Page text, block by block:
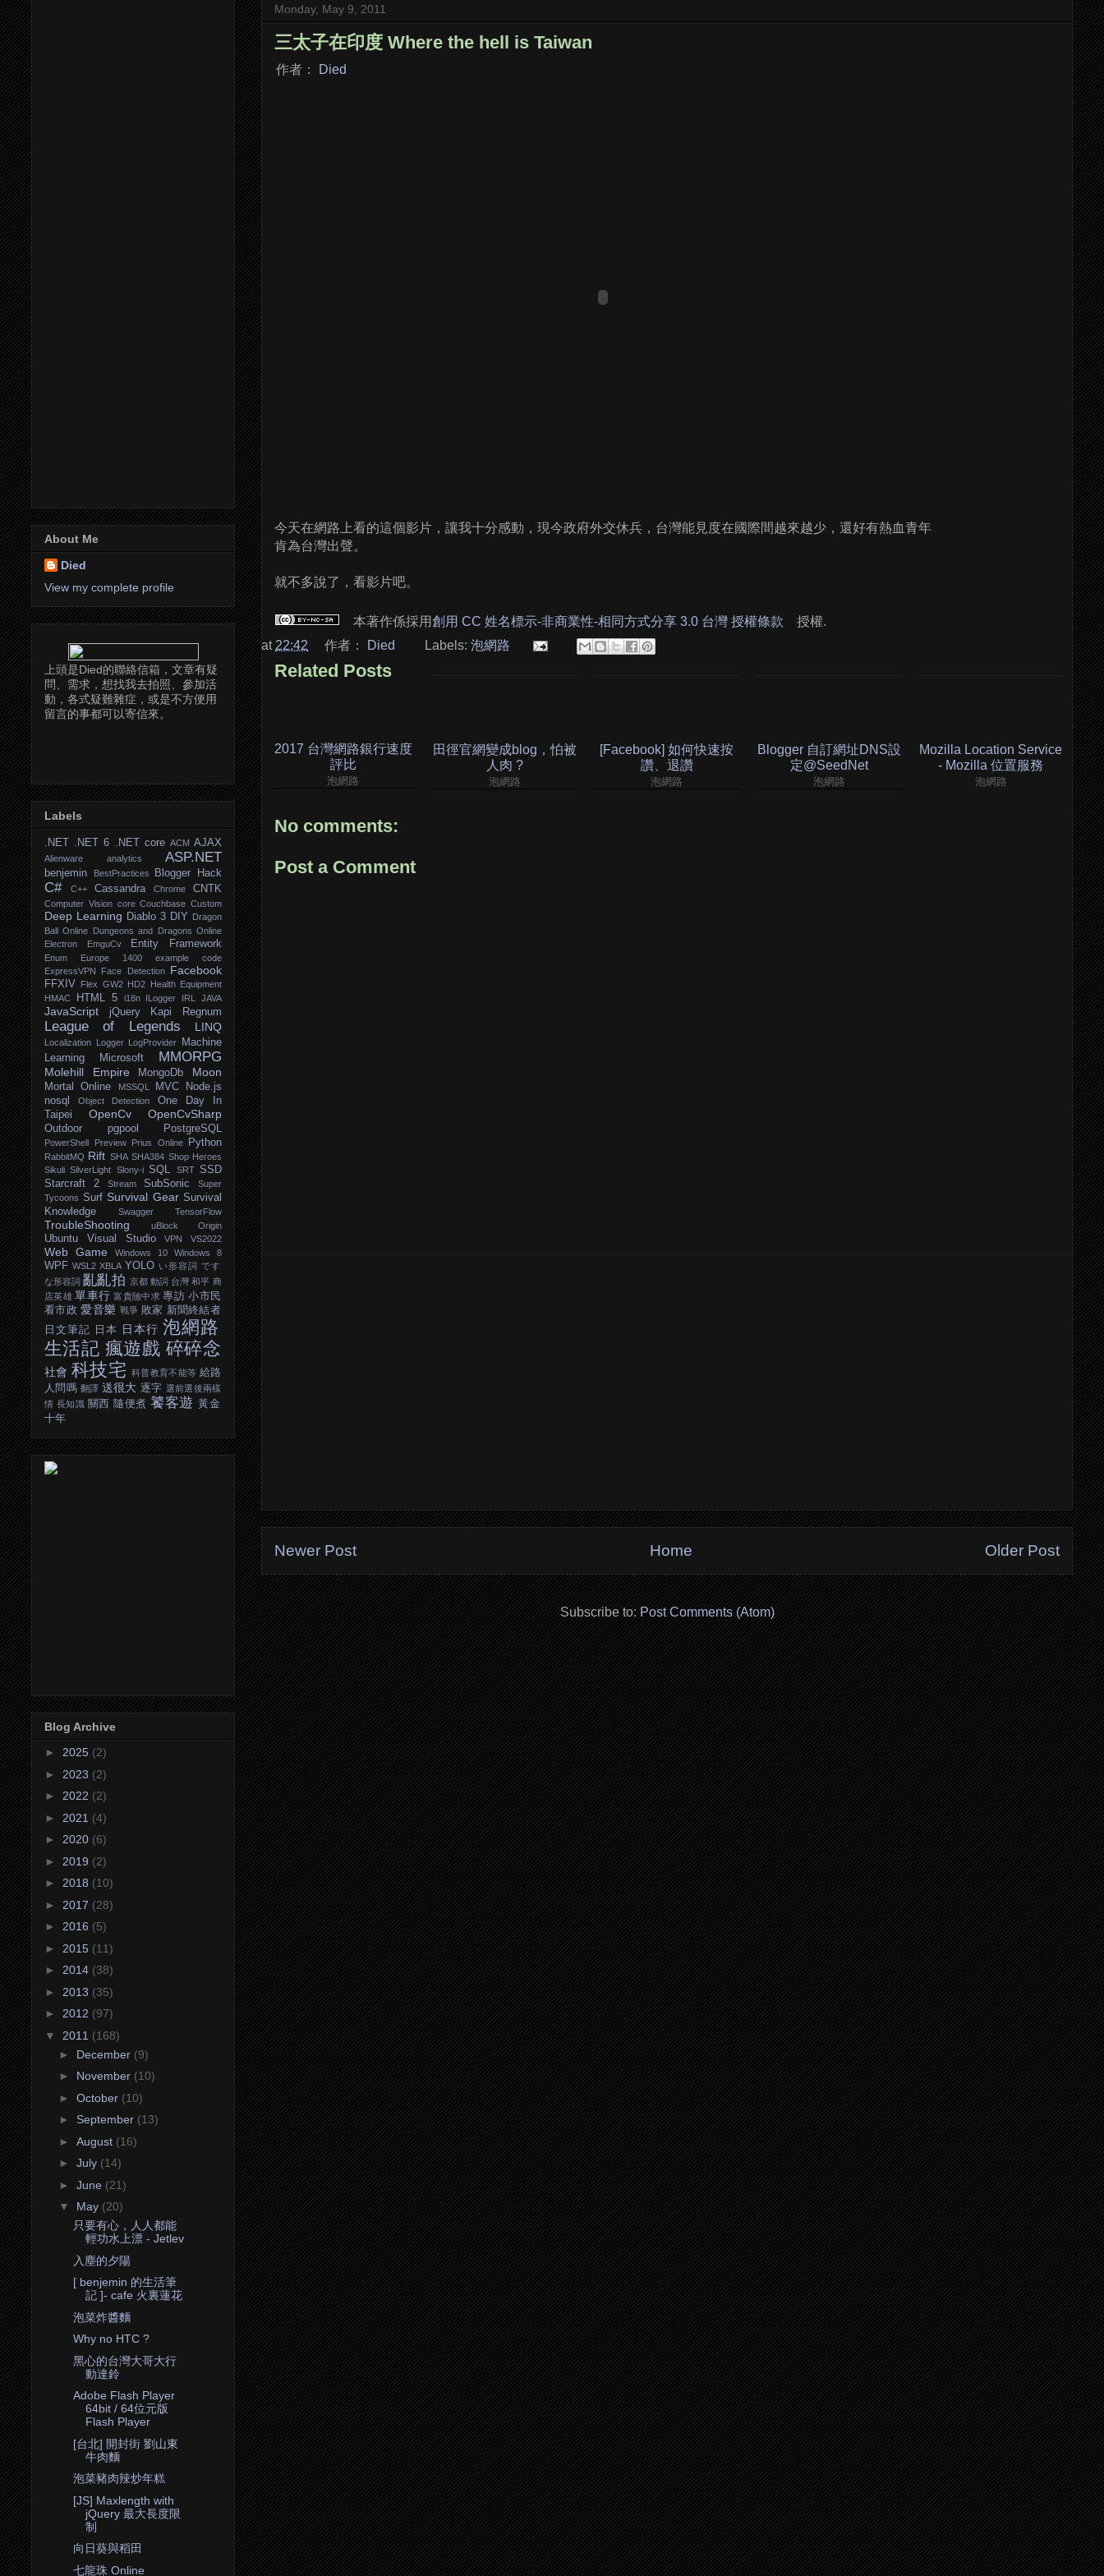
Monday, May 9, 2011
三太子在印度 Where the hell is Taiwan
作者： Died
今天在網路上看的這個影片，讓我十分感動，現今政府外交休兵，台灣能見度在國際間越來越少，還好有熱血青年
肯為台灣出聲。
就不多說了，看影片吧。
本著作係採用創用 CC 姓名標示-非商業性-相同方式分享 3.0 台灣 授權條款
授權.
at 22:42 作者： Died Labels: 泡網路
Related Posts
2017 台灣網路銀行速度
評比
泡網路
田徑官網變成blog，怕被
人肉 ?
泡網路
[Facebook] 如何快速按
讚、退讚
泡網路
Blogger 自訂網址DNS設
定@SeedNet
泡網路
Mozilla Location Service
- Mozilla 位置服務
泡網路
No comments:
Post a Comment
Newer Post Older Post
Home
Subscribe to:Post Comments (Atom)
About Me
Died
View my complete profile
上頭是Died的聯絡信箱，文章有疑
問、需求，想找我去拍照、參加活
動，各式疑難雜症，或是不方便用
留言的事都可以寄信來。
Labels
.NET .NET 6 .NET core ACM AJAX
Alienware analytics ASP.NET
benjemin BestPractices Blogger Hack
C# C++ Cassandra Chrome CNTK
Computer Vision core Couchbase Custom
Deep Learning Diablo 3 DIY Dragon
Ball Online Dungeons and Dragons Online
Electron
EmguCv Entity Framework
Enum Europe 1400
example code
ExpressVPN
Face Detection Facebook
FFXIV Flex GW2 HD2 Health Equipment
HMAC
HTML 5 i18n ILogger IRL JAVA
JavaScript jQuery Kapi Regnum
League of Legends LINQ
Localization Logger LogProvider
Machine
Learning
Microsoft MMORPG
Molehill Empire MongoDb Moon
Mortal Online MSSQL MVC
Node.js
nosql
Object Detection
One Day In
Taipei
OpenCv OpenCvSharp
Outdoor pgpool PostgreSQL
PowerShell Preview Prius Online Python
RabbitMQ Rift SHA SHA384 Shop Heroes
Sikuli SilverLight Slony-i SQL SRT SSD
Starcraft 2
Stream SubSonic
Super
Tycoons Surf Survival Gear Survival
Knowledge
Swagger TensorFlow
TroubleShooting uBlock Origin
Ubuntu Visual Studio VPN VS2022
Web Game Windows 10 Windows 8
WPF WSL2 XBLA YOLO い形容詞 です
な形容詞 亂亂拍 京都 動詞 台灣 和平 商
店英雄 單車行 富貴險中求 專訪 小市民
看市政 愛音樂 戰爭 敗家 新聞終結者
日文筆記
日本 日本行 泡網路
生活記 瘋遊戲 碎碎念
社會 科技宅 科普教育不能等 給路
人問嗎 翻譯 送很大 逐字 選前選後兩樣
情 長知識 關西 隨便煮 饕客遊 黃金
十年
Blog Archive
► 2025 (2)
► 2023 (2)
► 2022 (2)
► 2021 (4)
► 2020 (6)
► 2019 (2)
► 2018 (10)
► 2017 (28)
► 2016 (5)
► 2015 (11)
► 2014 (38)
► 2013 (35)
► 2012 (97)
▼ 2011 (168)
► December (9)
► November (10)
► October (10)
► September (13)
► August (16)
► July (14)
► June (21)
▼ May (20)
只要有心，人人都能
輕功水上漂 - Jetlev
入塵的夕陽
[ benjemin 的生活筆
記 ]- cafe 火裏蓮花
泡菜炸醬麵
Why no HTC ?
黑心的台灣大哥大行
動達鈴
Adobe Flash Player
64bit / 64位元版
Flash Player
[台北] 開封街 劉山東
牛肉麵
泡菜豬肉辣炒年糕
[JS] Maxlength with
jQuery 最大長度限
制
向日葵與稻田
七龍珠 Online